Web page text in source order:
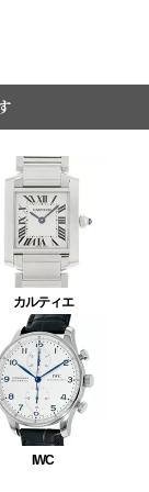
カルティエ
IWC